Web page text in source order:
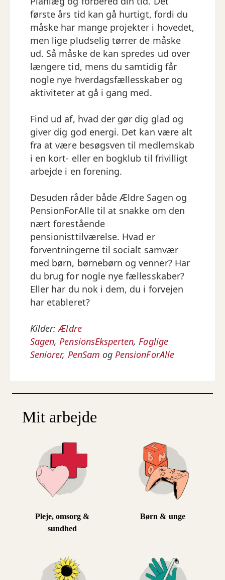
første års tid kan gå hurtigt, fordi du
måske har mange projekter i hovedet,
men lige pludselig tørrer de måske
ud. Så måske de kan spredes ud over
længere tid, mens du samtidig får
nogle nye hverdagsfællesskaber og
aktiviteter at gå i gang med.
Find ud af, hvad der gør dig glad og
giver dig god energi. Det kan være alt
fra at være besøgsven til medlemskab
i en kort- eller en bogklub til frivilligt
arbejde i en forening.
Desuden råder både Ældre Sagen og
PensionForAlle til at snakke om den
nært forestående
pensionisttilværelse. Hvad er
forventningerne til socialt samvær
med børn, børnebørn og venner? Har
du brug for nogle nye fællesskaber?
Eller har du nok i dem, du i forvejen
har etableret?
Kilder:Ældre
Sagen,PensionsEksperten, Faglige
Seniorer, PenSam ogPensionForAlle
Mit arbejde
Pleje, omsorg &
sundhed
Børn & unge